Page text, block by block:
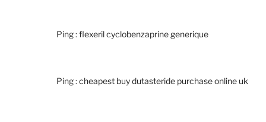
Ping :flexeril cyclobenzaprine generique
Ping :cheapest buy dutasteride purchase online uk